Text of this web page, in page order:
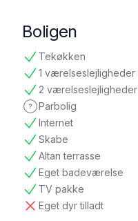
Boligen
Tekøkken
tilgængelig
1 værelseslejligheder
tilgængelig
2 værelseslejligheder
tilgængelig
Parbolig
ikke oplyst
Internet
tilgængelig
Skabe
tilgængelig
Altan terrasse
tilgængelig
Eget badeværelse
tilgængelig
TV pakke
tilgængelig
Eget dyr tilladt
ikke tilgængelig